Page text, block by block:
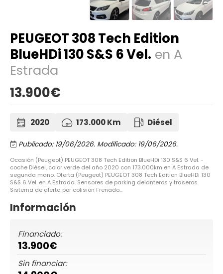
PEUGEOT 308 Tech Edition
BlueHDi 130 S&S 6 Vel. en A
Estrada
13.900€
2020 173.000 Km Diésel
Publicado: 19/06/2026. Modificado: 19/06/2026.
Ocasión (Peugeot) PEUGEOT 308 Tech Edition BlueHDi 130 S&S 6 Vel. -
coche Diésel, color verde del año 2020 con 173.000km en A Estrada de
segunda mano. Oferta (Peugeot) PEUGEOT 308 Tech Edition BlueHDi 130
S&S 6 Vel. en A Estrada. Sensores de parking delanteros y traseros
Sistema de alerta por colisión Frenado...
Información
Financiado:
13.900€
Sin financiar: